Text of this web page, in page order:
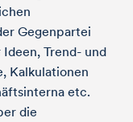
Gegenpartei
Trend- und
Kalkulationen
etc.
die